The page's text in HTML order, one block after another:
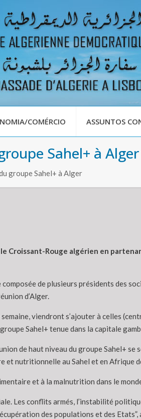
COMÉRCIO ASSUNTOS
Sahel+ à Alger
groupe Sahel+ à Alger
Croissant-Rouge algérien en
de plusieurs présidents des
d’Alger.
viendront s’ajouter à celles
Sahel+ tenue dans la capitale
de haut niveau du groupe Sahel+
nutritionnelle au Sahel et en Afrique
et à la malnutrition dans le
Les conflits armés, l’instabilité
des populations et des